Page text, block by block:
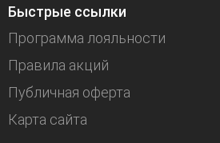
Быстрые ссылки
Программа лояльности
Правила акций
Публичная оферта
Карта сайта